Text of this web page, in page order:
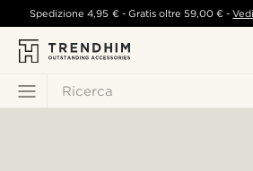
Ricerca
Spedizione4,95 €- Gratis oltre 59,00 € -